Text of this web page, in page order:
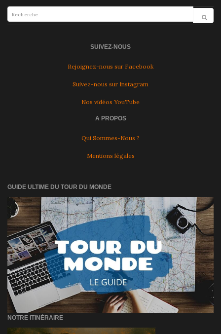
SUIVEZ-NOUS
Rejoignez-nous sur Facebook
Suivez-nous sur Instagram
Nos vidéos YouTube
A PROPOS
Qui Sommes-Nous ?
Mentions légales
GUIDE ULTIME DU TOUR DU MONDE
NOTRE ITINÉRAIRE